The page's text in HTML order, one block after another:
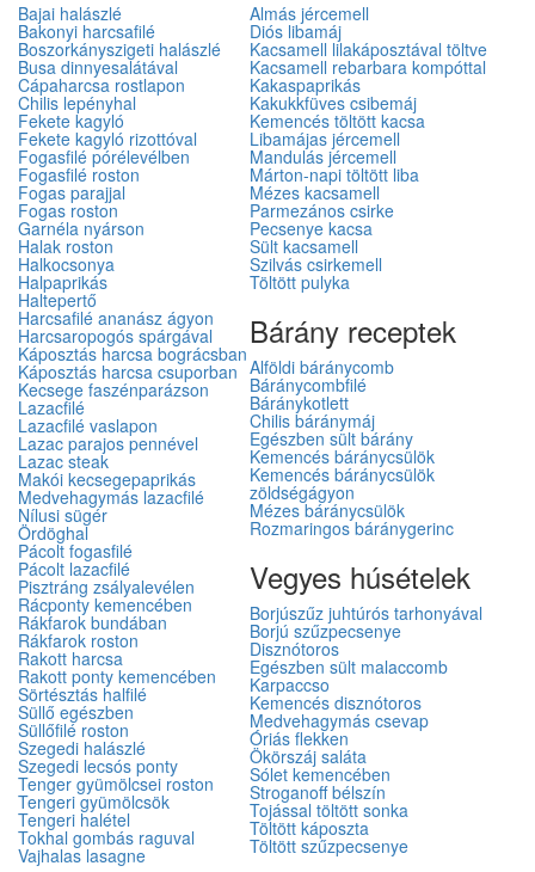
Bajai halászlé
Bakonyi harcsafilé
Boszorkányszigeti halászlé
Busa dinnyesalátával
Cápaharcsa rostlapon
Chilis lepényhal
Fekete kagyló
Fekete kagyló rizottóval
Fogasfilé pórélevélben
Fogasfilé roston
Fogas parajjal
Fogas roston
Garnéla nyárson
Halak roston
Halkocsonya
Halpaprikás
Haltepertő
Harcsafilé ananász ágyon
Harcsaropogós spárgával
Káposztás harcsa bográcsban
Káposztás harcsa csuporban
Kecsege faszénparázson
Lazacfilé
Lazacfilé vaslapon
Lazac parajos pennével
Lazac steak
Makói kecsegepaprikás
Medvehagymás lazacfilé
Nílusi sügér
Ördöghal
Pácolt fogasfilé
Pácolt lazacfilé
Pisztráng zsályalevélen
Rácponty kemencében
Rákfarok bundában
Rákfarok roston
Rakott harcsa
Rakott ponty kemencében
Sörtésztás halfilé
Süllő egészben
Süllőfilé roston
Szegedi halászlé
Szegedi lecsós ponty
Tenger gyümölcsei roston
Tengeri gyümölcsök
Tengeri halétel
Tokhal gombás raguval
Vajhalas lasagne
Almás jércemell
Diós libamáj
Kacsamell lilakáposztával töltve
Kacsamell rebarbara kompóttal
Kakaspaprikás
Kakukkfüves csibemáj
Kemencés töltött kacsa
Libamájas jércemell
Mandulás jércemell
Márton-napi töltött liba
Mézes kacsamell
Parmezános csirke
Pecsenye kacsa
Sült kacsamell
Szilvás csirkemell
Töltött pulyka
Bárány receptek
Alföldi báránycomb
Báránycombfilé
Báránykotlett
Chilis báránymáj
Egészben sült bárány
Kemencés báránycsülök
Kemencés báránycsülök
zöldségágyon
Mézes báránycsülök
Rozmaringos báránygerinc
Vegyes húsételek
Borjúszűz juhtúrós tarhonyával
Borjú szűzpecsenye
Disznótoros
Egészben sült malaccomb
Karpaccso
Kemencés disznótoros
Medvehagymás csevap
Óriás flekken
Ökörszáj saláta
Sólet kemencében
Stroganoff bélszín
Tojással töltött sonka
Töltött káposzta
Töltött szűzpecsenye